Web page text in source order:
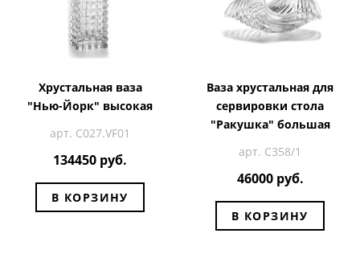
Хрустальная ваза
"Нью-Йорк" высокая
арт. C027.VF01
134450 руб.
В КОРЗИНУ
Ваза хрустальная для
сервировки стола
"Ракушка" большая
арт. С358/1
46000 руб.
В КОРЗИНУ